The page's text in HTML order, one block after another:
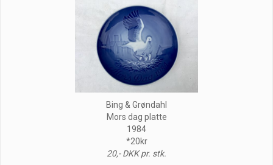
Bing & Grøndahl
Mors dag platte
1984
*20kr
20,- DKK pr. stk.